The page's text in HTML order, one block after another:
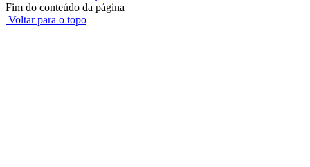
Fim do conteúdo da página
Voltar para o topo